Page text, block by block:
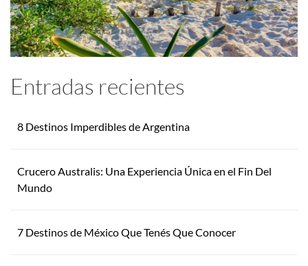
Entradas recientes
8 Destinos Imperdibles de Argentina
Crucero Australis: Una Experiencia Única en el Fin Del
Mundo
7 Destinos de México Que Tenés Que Conocer